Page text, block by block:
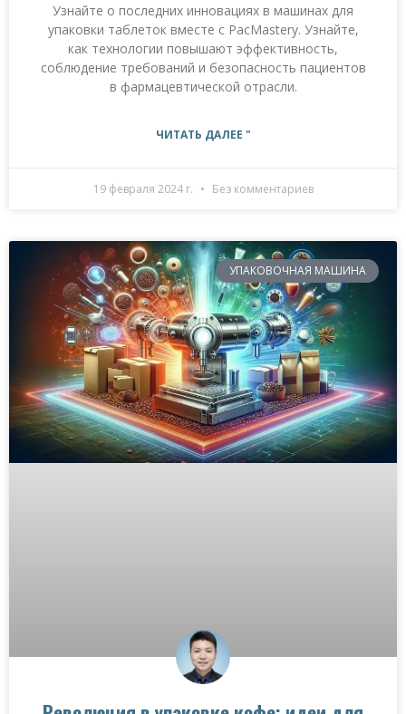
Узнайте о последних инновациях в машинах для
упаковки таблеток вместе с PacMastery. Узнайте,
как технологии повышают эффективность,
соблюдение требований и безопасность пациентов
в фармацевтической отрасли.
ЧИТАТЬ ДАЛЕЕ "
19 февраля 2024 г. Без комментариев
УПАКОВОЧНАЯ МАШИНА